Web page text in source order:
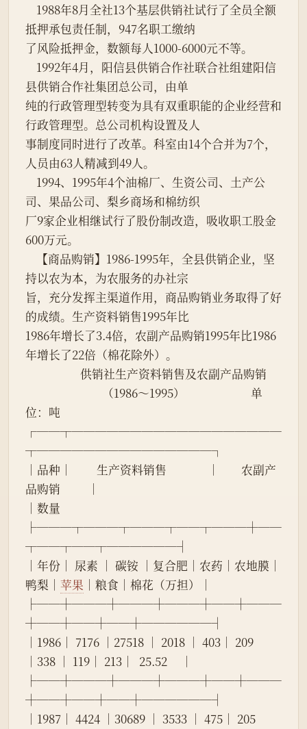
抵押承包责任制，947名职工缴纳
了风险抵押金，数额每人1000-6000元不等。
县供销合作社集团总公司，由单
纯的行政管理型转变为具有双重职能的企业经营和
行政管理型。总公司机构设置及人
事制度同时进行了改革。科室由14个合并为7个，
人员由63人精减到49人。
司、果品公司、梨乡商场和棉纺织
厂9家企业相继试行了股份制改造，吸收职工股金
600万元。
持以农为本，为农服务的办社宗
旨，充分发挥主渠道作用，商品购销业务取得了好
的成绩。生产资料销售1995年比
1986年增长了3.4倍，农副产品购销1995年比1986
年增长了22倍（棉花除外）。
                    供销社生产资料销售及农副产品购销
位：吨
┌──┬──────────────────
┬───────────────┐
│品种│         生产资料销售               │        农副产
品购销          │
│数量
├───┬───┬───┬──┬───┼──
┬──┬──┬──────┤
│年份│ 尿素 │ 碳铵 │复合肥│农药│农地膜│
鸭梨│ 苹果 │粮食│棉花（万担）│
├──┼───┼───┼───┼──┼───
┼──┼──┼──┼──────┤
│1986│ 7176 │27518 │ 2018 │ 403│ 209
│338 │ 119│ 213│  25.52     │
├──┼───┼───┼───┼──┼───
┼──┼──┼──┼──────┤
│1987│ 4424 │30689 │ 3533 │ 475│ 205